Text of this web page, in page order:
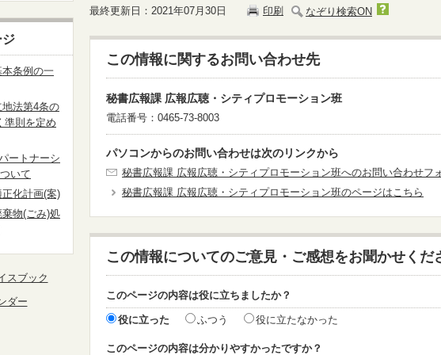
最終更新日：2021年07月30日 印刷 なぞり検索ON
この情報に関するお問い合わせ先
秘書広報課 広報広聴・シティプロモーション班
電話番号：0465-73-8003
パソコンからのお問い合わせは次のリンクから
秘書広報課 広報広聴・シティプロモーション班へのお問い合わせフ
秘書広報課 広報広聴・シティプロモーション班のページはこちら
この情報についてのご意見・ご感想をお聞かせくだ
このページの内容は役に立ちましたか？
役に立った ふつう 役に立たなかった
このページの内容は分かりやすかったですか？
ジ
条例の一
法第4条の
準則を定め
ートナーシ
いて
化計画(案)
物(ごみ)処